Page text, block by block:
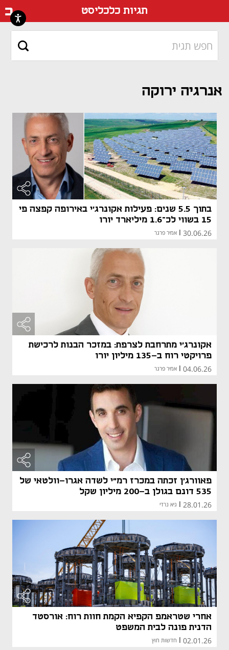
תגיות כלכליסט
אנרגיה ירוקה
בתוך 5.5 שנים: פעילות אקונרג'י באירופה קפצה פי
15 בשווי לכ־1.6 מיליארד יורו
30.06.26 אמיר פרגר
אקונרג'י מתרחבת לצרפת: במזכר הבנות לרכישת
פרויקטי רוח ב-135 מיליון יורו
04.06.26 אמיר פרגר
פאוורג'ן זכתה במכרז רמ"י לשדה אגרו-וולטאי של
535 דונם בגולן ב-200 מיליון שקל
28.01.26 גיא נרדי
אחרי שטראמפ הקפיא הקמת חוות רוח: אורסטד
הדנית פונה לבית המשפט
02.01.26 חדשות חוץ